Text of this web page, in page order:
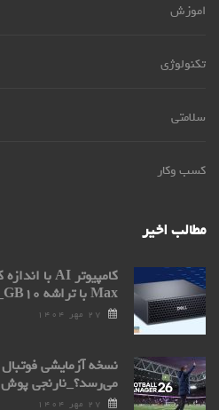
اموزش
تکنولوژی
سلامتی
کسب وکار
مطالب اخیر
Max با تراشه GB۱۰_نارنجی پوش
۲۷ مهر ۱۴۰۴
می‌رسد؟_نارنجی پوش
۲۷ مهر ۱۴۰۴